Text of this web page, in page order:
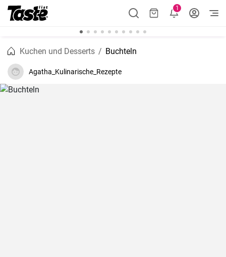
1
Kuchen und Desserts Buchteln
Agatha_Kulinarische_Rezepte